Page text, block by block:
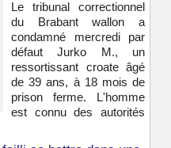
Le tribunal correctionnel
du Brabant wallon a
condamné mercredi par
défaut Jurko M., un
ressortissant croate âgé
de 39 ans, à 18 mois de
prison ferme. L'homme
est connu des autorités